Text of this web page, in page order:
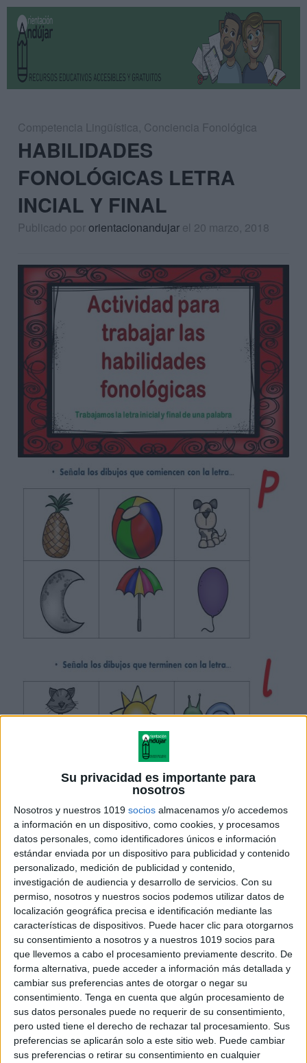
Su privacidad es importante para
nosotros
Nosotros y nuestros 1019 socios almacenamos y/o accedemos
a información en un dispositivo, como cookies, y procesamos
datos personales, como identificadores únicos e información
estándar enviada por un dispositivo para publicidad y contenido
personalizado, medición de publicidad y contenido,
investigación de audiencia y desarrollo de servicios. Con su
permiso, nosotros y nuestros socios podemos utilizar datos de
localización geográfica precisa e identificación mediante las
características de dispositivos. Puede hacer clic para otorgarnos
su consentimiento a nosotros y a nuestros 1019 socios para
que llevemos a cabo el procesamiento previamente descrito. De
forma alternativa, puede acceder a información más detallada y
cambiar sus preferencias antes de otorgar o negar su
consentimiento. Tenga en cuenta que algún procesamiento de
sus datos personales puede no requerir de su consentimiento,
pero usted tiene el derecho de rechazar tal procesamiento. Sus
preferencias se aplicarán solo a este sitio web. Puede cambiar
sus preferencias o retirar su consentimiento en cualquier
Competencia Lingüística, Conciencia Fonológica
HABILIDADES
FONOLÓGICAS LETRA
INCIAL Y FINAL
Publicado pororientacionandujar el 20 marzo, 2018